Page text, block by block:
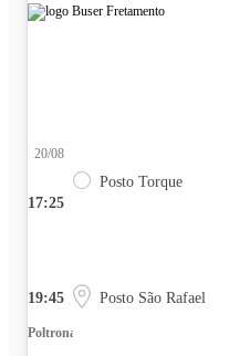
17:25
20/08
Posto Torque
19:45 Posto São Rafael
Poltrona